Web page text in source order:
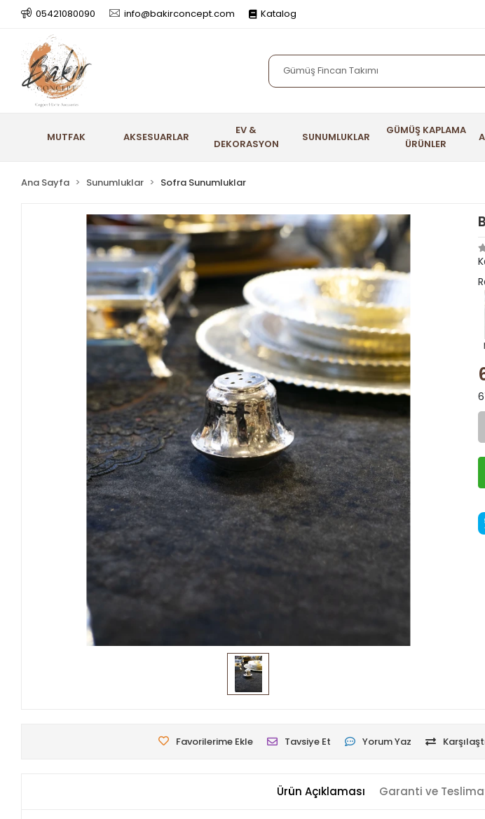
05421080090 info@bakirconcept.com Katalog
MUTFAK AKSESUARLAR
EV &
DEKORASYON
SUNUMLUKLAR
GÜMÜŞ KAPLAMA
ÜRÜNLER
Ana Sayfa Sunumluklar Sofra Sunumluklar
Favorilerime Ekle Tavsiye Et Yorum Yaz
Ürün Açıklaması Garanti ve